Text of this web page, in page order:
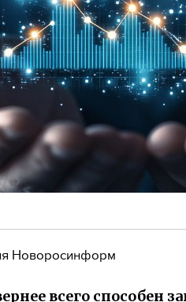
Новоросинформ
всего способен